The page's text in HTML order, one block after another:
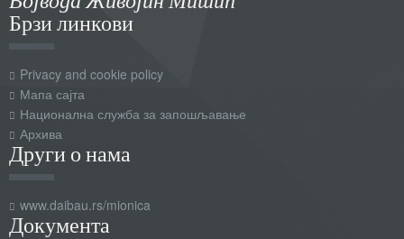
Брзи линкови
Privacy and cookie policy
Мапа сајта
Национална служба за запошљавање
Архива
Други о нама
www.daibau.rs/mionica
Документа